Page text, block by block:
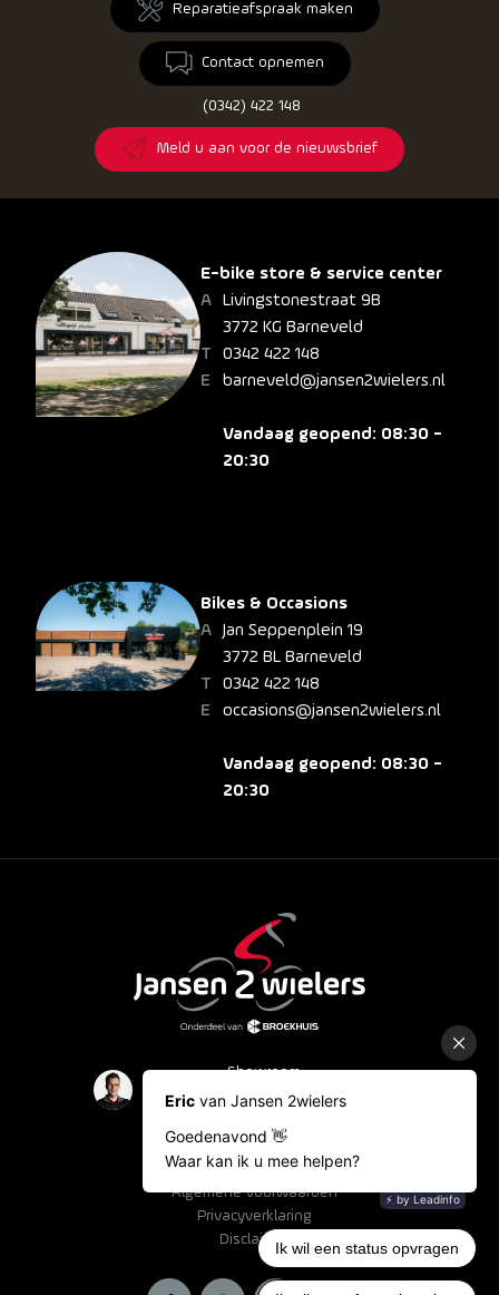
Reparatieafspraak maken
Contact opnemen
(0342) 422 148
Meld u aan voor de nieuwsbrief
E-bike store & service center
Livingstonestraat 9B
3772 KG Barneveld
0342 422 148
barneveld@jansen2wielers.nl
Vandaag geopend: 08:30 -
20:30
Bikes & Occasions
Jan Seppenplein 19
3772 BL Barneveld
0342 422 148
occasions@jansen2wielers.nl
Vandaag geopend: 08:30 -
20:30
Showroom
Occasions
Bestelinformatie
Algemene voorwaarden
Privacyverklaring
Disclaimer